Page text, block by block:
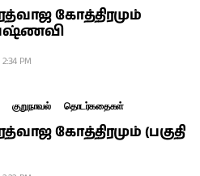
கோத்திரமும்
PM
குறுநாவல் தொடர்கதைகள்
கோத்திரமும் (பகுதி